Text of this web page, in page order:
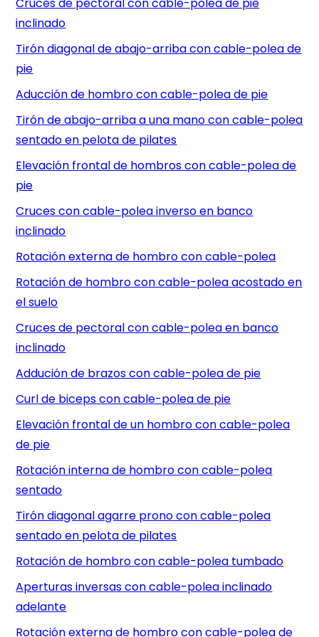
Cruces de pectoral con cable-polea de pie
inclinado
Tirón diagonal de abajo-arriba con cable-polea de
pie
Aducción de hombro con cable-polea de pie
Tirón de abajo-arriba a una mano con cable-polea
sentado en pelota de pilates
Elevación frontal de hombros con cable-polea de
pie
Cruces con cable-polea inverso en banco
inclinado
Rotación externa de hombro con cable-polea
Rotación de hombro con cable-polea acostado en
el suelo
Cruces de pectoral con cable-polea en banco
inclinado
Addución de brazos con cable-polea de pie
Curl de biceps con cable-polea de pie
Elevación frontal de un hombro con cable-polea
de pie
Rotación interna de hombro con cable-polea
sentado
Tirón diagonal agarre prono con cable-polea
sentado en pelota de pilates
Rotación de hombro con cable-polea tumbado
Aperturas inversas con cable-polea inclinado
adelante
Rotación externa de hombro con cable-polea de